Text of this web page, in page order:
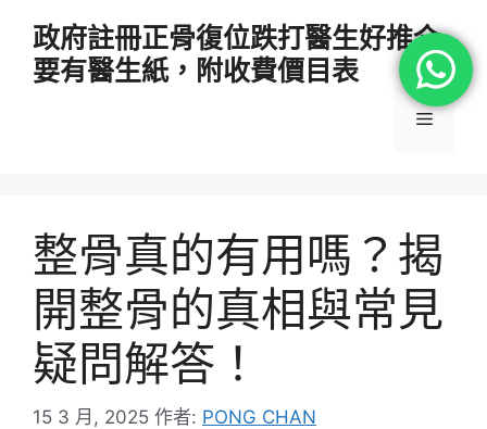
政府註冊正骨復位跌打醫生好推介
要有醫生紙，附收費價目表
選
整骨真的有用嗎？揭
開整骨的真相與常見
疑問解答！
15 3 月, 2025 作者: PONG CHAN